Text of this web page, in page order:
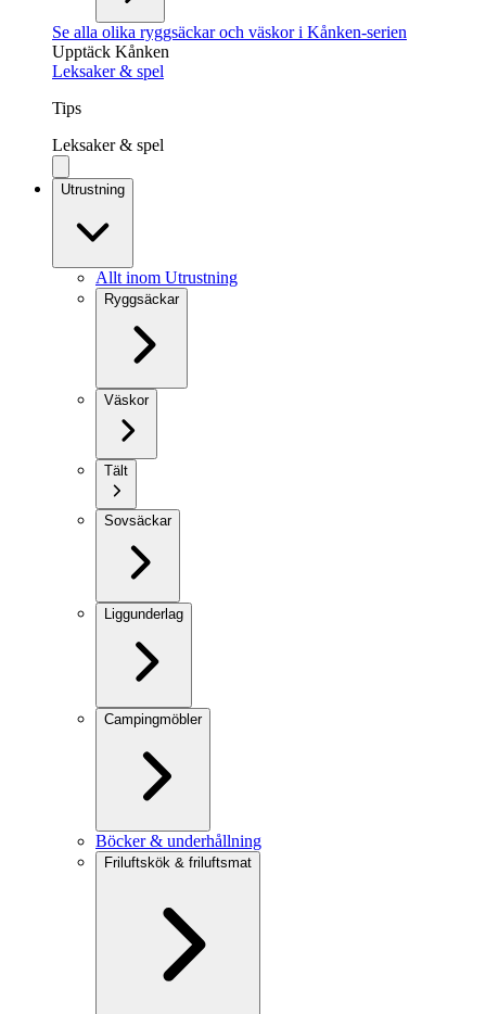
Se alla olika ryggsäckar och väskor i Kånken-serien
Upptäck Kånken
Leksaker & spel
Tips
Leksaker & spel
Utrustning
Allt inom Utrustning
Ryggsäckar
Väskor
Tält
Sovsäckar
Liggunderlag
Campingmöbler
Böcker & underhållning
Friluftskök & friluftsmat